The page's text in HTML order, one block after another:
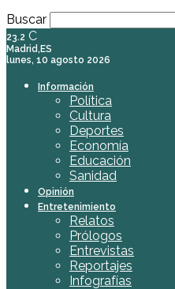
Buscar
23.2 C
Madrid,ES
lunes, 10 agosto 2026
Información
Política
Cultura
Deportes
Economía
Educación
Sanidad
Opinión
Entretenimiento
Relatos
Prólogos
Entrevistas
Reportajes
Infografías